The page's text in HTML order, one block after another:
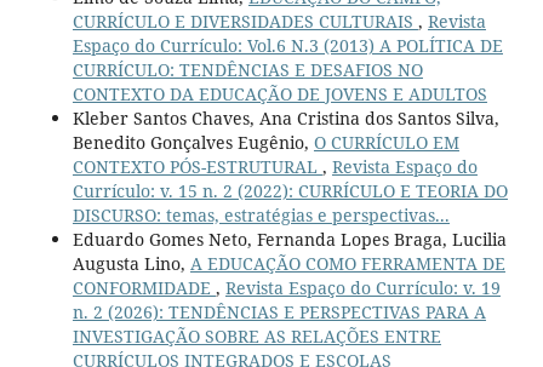
CURRÍCULO E DIVERSIDADES CULTURAIS , Revista
Espaço do Currículo: Vol.6 N.3 (2013) A POLÍTICA DE
CURRÍCULO: TENDÊNCIAS E DESAFIOS NO
CONTEXTO DA EDUCAÇÃO DE JOVENS E ADULTOS
Kleber Santos Chaves, Ana Cristina dos Santos Silva,
Benedito Gonçalves Eugênio, O CURRÍCULO EM
CONTEXTO PÓS-ESTRUTURAL , Revista Espaço do
Currículo: v. 15 n. 2 (2022): CURRÍCULO E TEORIA DO
DISCURSO: temas, estratégias e perspectivas...
Eduardo Gomes Neto, Fernanda Lopes Braga, Lucilia
Augusta Lino, A EDUCAÇÃO COMO FERRAMENTA DE
CONFORMIDADE , Revista Espaço do Currículo: v. 19
n. 2 (2026): TENDÊNCIAS E PERSPECTIVAS PARA A
INVESTIGAÇÃO SOBRE AS RELAÇÕES ENTRE
CURRÍCULOS INTEGRADOS E ESCOLAS